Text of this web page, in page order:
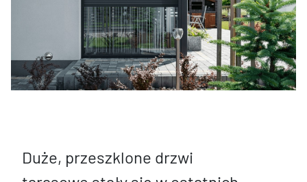
Duże, przeszklone drzwi